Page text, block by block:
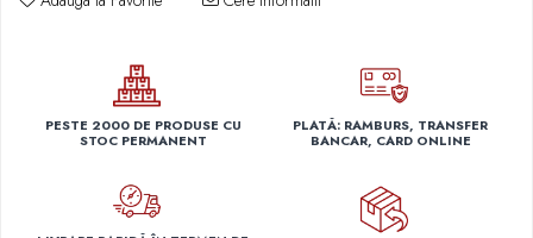
Capace r14 Seat
Capace r14 Skoda
Capace r14 Toyota
Capace r14 VW
PESTE 2000 DE PRODUSE CU
STOC PERMANENT
PLATĂ: RAMBURS, TRANSFER
BANCAR, CARD ONLINE